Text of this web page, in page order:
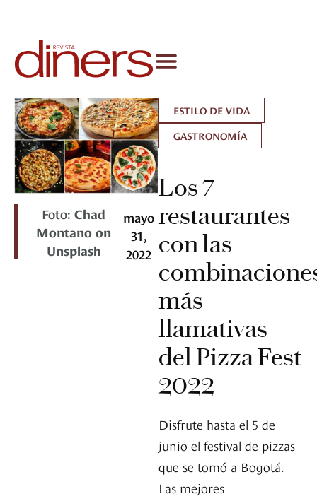
Foto:Chad
Montano on
Unsplash
mayo
31,
2022
ESTILO DE VIDA
GASTRONOMÍA
Los 7
restaurantes
con las
más
llamativas
del Pizza Fest
2022
Disfrute hasta el 5 de
junio el festival de pizzas
que se tomó a Bogotá.
Las mejores